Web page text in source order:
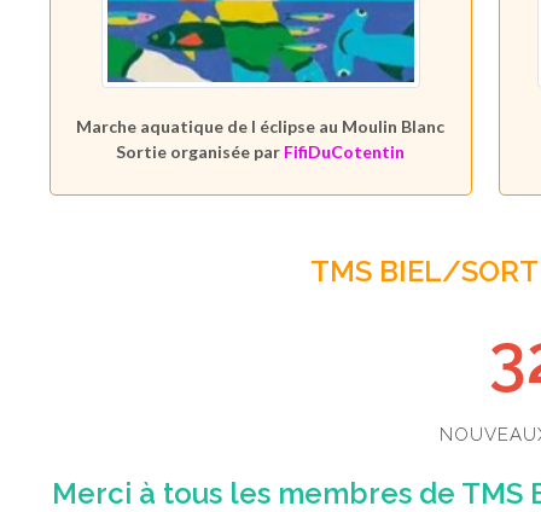
Marche aquatique de l éclipse au Moulin Blanc
Sortie organisée par FifiDuCotentin
TMS BIEL/
Merci à tous les membres de TMS